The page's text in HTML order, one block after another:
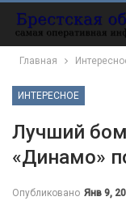
Главная
ИНТЕРЕСНОЕ
Лучший
«Динамо»
Опубликовано Янв 9,